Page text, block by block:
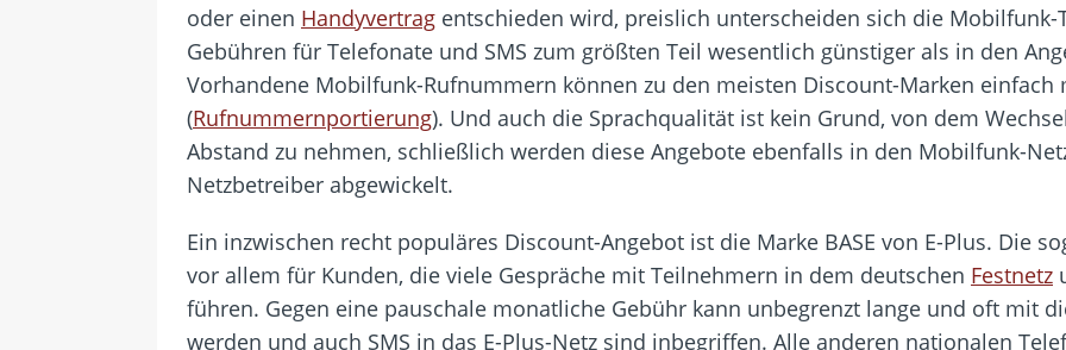
oder einen Handyvertrag entschieden wird, preislich unterscheiden sich die
Gebühren für Telefonate und SMS zum größten Teil wesentlich günstiger als in den
Vorhandene Mobilfunk-Rufnummern können zu den meisten Discount-Marken
(Rufnummernportierung). Und auch die Sprachqualität ist kein Grund, von dem
Abstand zu nehmen, schließlich werden diese Angebote ebenfalls in den Mobilfunk-
Netzbetreiber abgewickelt.
Ein inzwischen recht populäres Discount-Angebot ist die Marke BASE von E-Plus. Die
vor allem für Kunden, die viele Gespräche mit Teilnehmern in dem deutschen Festnetz
führen. Gegen eine pauschale monatliche Gebühr kann unbegrenzt lange und oft mit
werden und auch SMS in das E-Plus-Netz sind inbegriffen. Alle anderen nationalen